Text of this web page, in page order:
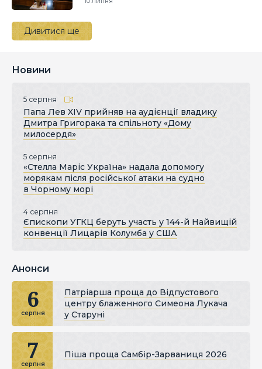
Дивитися ще
Новини
5 серпня
Папа Лев XIV прийняв на аудієнції владику
Дмитра Григорака та спільноту «Дому
милосердя»
5 серпня
«Стелла Маріс Україна» надала допомогу
морякам після російської атаки на судно
в Чорному морі
4 серпня
Єпископи УГКЦ беруть участь у 144-й Найвищій
конвенції Лицарів Колумба у США
Анонси
6
серпня
Патріарша проща до Відпустового
центру блаженного Симеона Лукача
у Старуні
7
серпня
Піша проща Самбір-Зарваниця 2026